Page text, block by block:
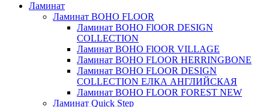
Ламинат
Ламинат BOHO FLOOR
Ламинат BOHO FlOOR DESIGN
COLLECTION
Ламинат BOHO FlOOR VILLAGE
Ламинат BOHO FLOOR HERRINGBONE
Ламинат BOHO FLOOR DESIGN
COLLECTION ЕЛКА АНГЛИЙСКАЯ
Ламинат BOHO FLOOR FOREST NEW
Ламинат Quick Step